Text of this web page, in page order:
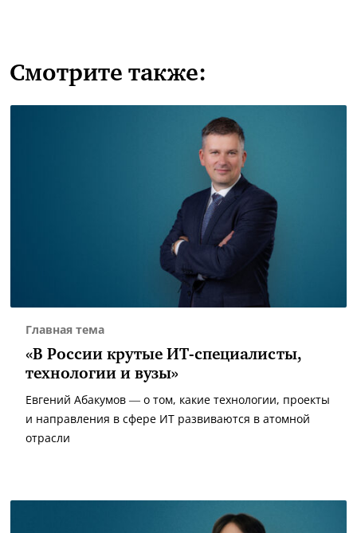
Смотрите также:
Главная тема
«В России крутые ИТ-специалисты,
технологии и вузы»
Евгений Абакумов — о том, какие технологии, проекты
и направления в сфере ИТ развиваются в атомной
отрасли